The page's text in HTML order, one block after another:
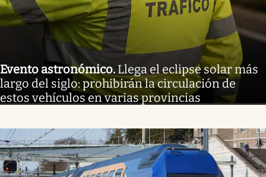
Evento astronómico. Llega el eclipse solar más
largo del siglo: prohibirán la circulación de
estos vehículos en varias provincias